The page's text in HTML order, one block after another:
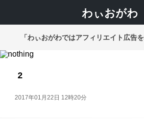
わぃおがわ
「わぃおがわではアフィリエイト広告
2
2017年01月22日 12時20分